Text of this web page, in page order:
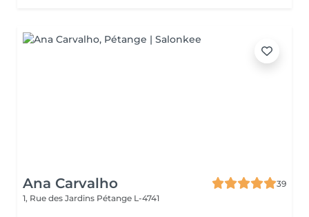
Ana Carvalho
39
1, Rue des Jardins Pétange L-4741